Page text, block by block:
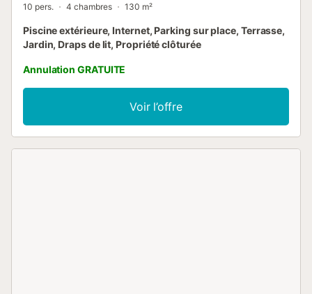
10 pers. 4 chambres 130 m²
Piscine extérieure, Internet, Parking sur place, Terrasse,
Jardin, Draps de lit, Propriété clôturée
Annulation GRATUITE
Voir l’offre